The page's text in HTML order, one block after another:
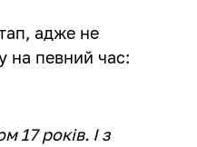
адже не
на певний час:
17 років. І з